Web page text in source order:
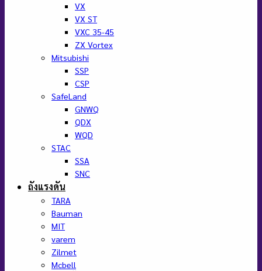
VX
VX ST
VXC 35-45
ZX Vortex
Mitsubishi
SSP
CSP
SafeLand
GNWQ
QDX
WQD
STAC
SSA
SNC
ถังแรงดัน
TARA
Bauman
MIT
varem
Zilmet
Mcbell